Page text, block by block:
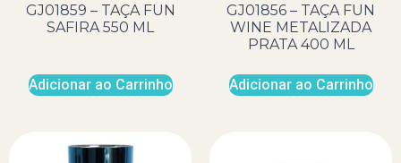
GJ01859 – TAÇA FUN
SAFIRA 550 ML
Adicionar ao Carrinho
GJ01856 – TAÇA FUN
WINE METALIZADA
PRATA 400 ML
Adicionar ao Carrinho